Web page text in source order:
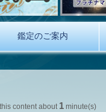
鑑定のご案内
content about 1 minute(s)